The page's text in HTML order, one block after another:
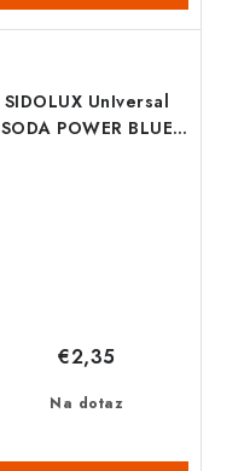
SIDOLUX UnIversal
SODA POWER BLUE
Na dotaz
€2,35